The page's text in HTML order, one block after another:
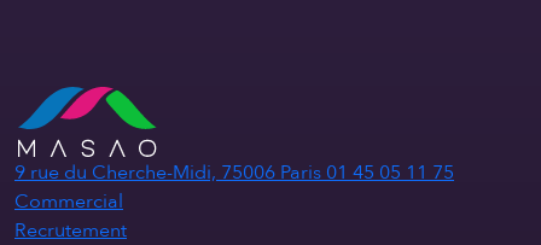
9 rue du Cherche-Midi, 75006 Paris 01 45 05 11 75
Commercial
Recrutement